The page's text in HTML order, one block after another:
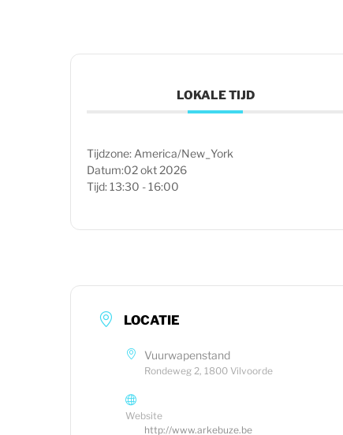
LOKALE TIJD
Tijdzone: America/New_York
Datum:02 okt 2026
Tijd:13:30 - 16:00
LOCATIE
Vuurwapenstand
Rondeweg 2, 1800 Vilvoorde
Website
http://www.arkebuze.be